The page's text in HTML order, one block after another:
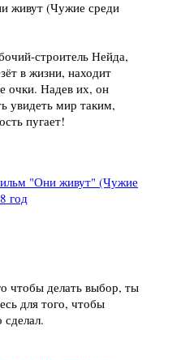
строитель Нейда,
в жизни, находит
очки. Надев их, он
увидеть мир таким,
пугает!
"Они живут" (Чужие
год
чтобы делать выбор, ты
для того, чтобы